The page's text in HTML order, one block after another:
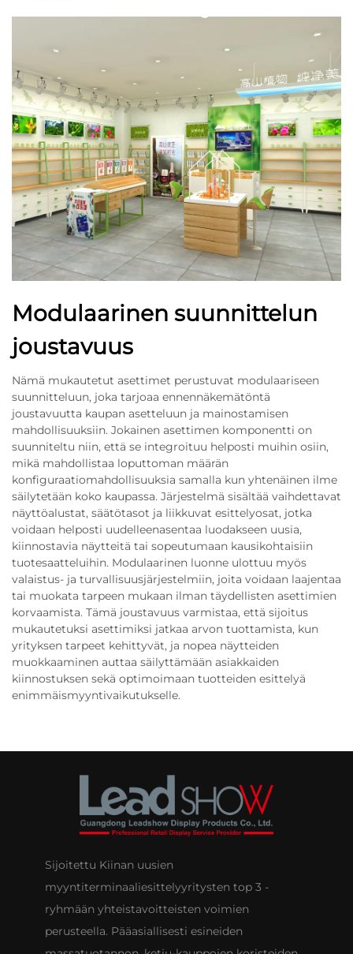
Modulaarinen suunnittelun
joustavuus
Nämä mukautetut asettimet perustuvat modulaariseen
suunnitteluun, joka tarjoaa ennennäkemätöntä
joustavuutta kaupan asetteluun ja mainostamisen
mahdollisuuksiin. Jokainen asettimen komponentti on
suunniteltu niin, että se integroituu helposti muihin osiin,
mikä mahdollistaa loputtoman määrän
konfiguraatiomahdollisuuksia samalla kun yhtenäinen ilme
säilytetään koko kaupassa. Järjestelmä sisältää vaihdettavat
näyttöalustat, säätötasot ja liikkuvat esittelyosat, jotka
voidaan helposti uudelleenasentaa luodakseen uusia,
kiinnostavia näytteitä tai sopeutumaan kausikohtaisiin
tuotesaatteluihin. Modulaarinen luonne ulottuu myös
valaistus- ja turvallisuusjärjestelmiin, joita voidaan laajentaa
tai muokata tarpeen mukaan ilman täydellisten asettimien
korvaamista. Tämä joustavuus varmistaa, että sijoitus
mukautetuksi asettimiksi jatkaa arvon tuottamista, kun
yrityksen tarpeet kehittyvät, ja nopea näytteiden
muokkaaminen auttaa säilyttämään asiakkaiden
kiinnostuksen sekä optimoimaan tuotteiden esittelyä
enimmäismyyntivaikutukselle.
Sijoitettu Kiinan uusien
myyntiterminaaliesittelyyritysten top 3 -
ryhmään yhteistavoitteisten voimien
perusteella. Pääasiallisesti esineiden